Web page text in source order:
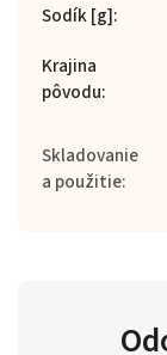
Sodík [g]:
Krajina
pôvodu:
Skladovanie
a použitie: